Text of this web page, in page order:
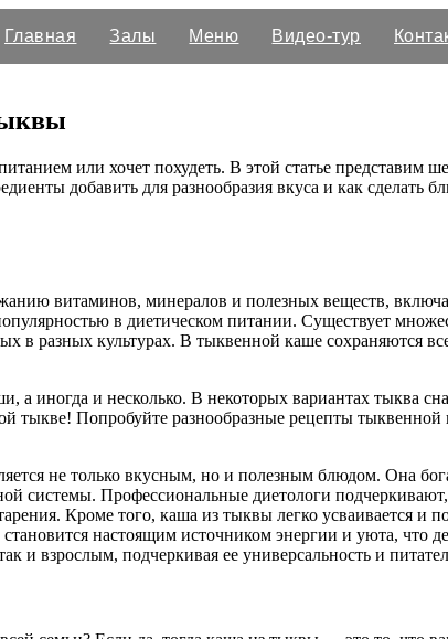
Главная Залы Меню Видео-тур
или хочет похудеть. В этой статье представим
добавить для разнообразия вкуса и как
витаминов, минералов и полезных веществ,
в диетическом питании. Существует
разных культурах. В тыквенной каше сохраняются
иногда и несколько. В некоторых вариантах тыква
тыкве! Попробуйте разнообразные рецепты
не только вкусным, но и полезным блюдом. Она
системы. Профессиональные диетологи
Кроме того, каша из тыквы легко усваивается и
настоящим источником энергии и уюта, что
и взрослым, подчеркивая ее универсальность и